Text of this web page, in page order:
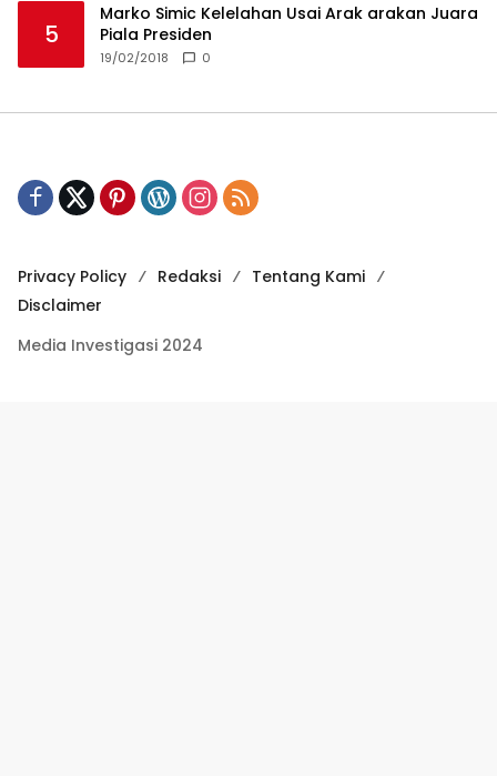
5
Marko Simic Kelelahan Usai Arak arakan Juara
Piala Presiden
19/02/2018 0
Privacy Policy Redaksi
Tentang Kami
Disclaimer
Media Investigasi 2024